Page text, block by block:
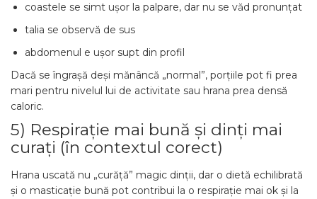
coastele se simt ușor la palpare, dar nu se văd pronunțat
talia se observă de sus
abdomenul e ușor supt din profil
Dacă se îngrașă deși mănâncă „normal”, porțiile pot fi prea
mari pentru nivelul lui de activitate sau hrana prea densă
caloric.
5) Respirație mai bună și dinți mai
curați (în contextul corect)
Hrana uscată nu „curăță” magic dinții, dar o dietă echilibrată
și o masticație bună pot contribui la o respirație mai ok și la